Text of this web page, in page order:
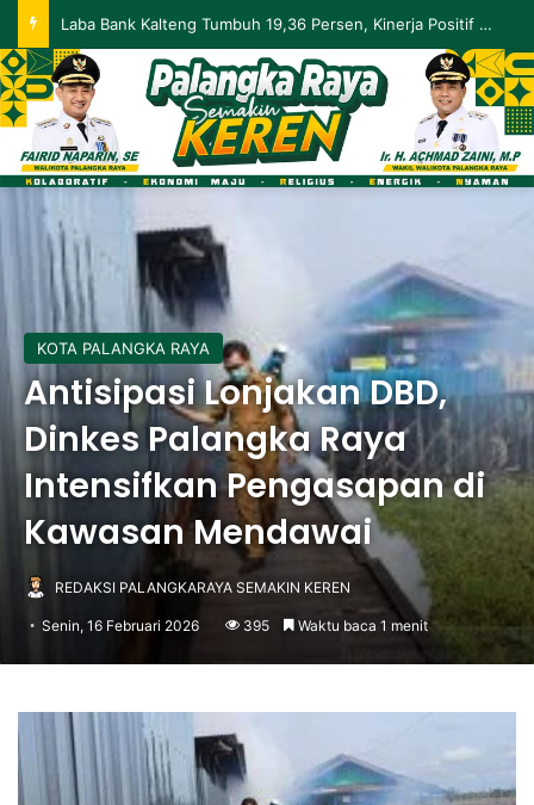
Palangka Raya Perluas Digitalisasi Perlindungan Sosial, Perkuat Akurasi Data dan Penyaluran Bansos
KOTA PALANGKA RAYA
Antisipasi Lonjakan DBD,
Dinkes Palangka Raya
Intensifkan Pengasapan di
Kawasan Mendawai
REDAKSI PALANGKARAYA SEMAKIN KEREN
Senin, 16 Februari 2026 395 Waktu baca 1 menit